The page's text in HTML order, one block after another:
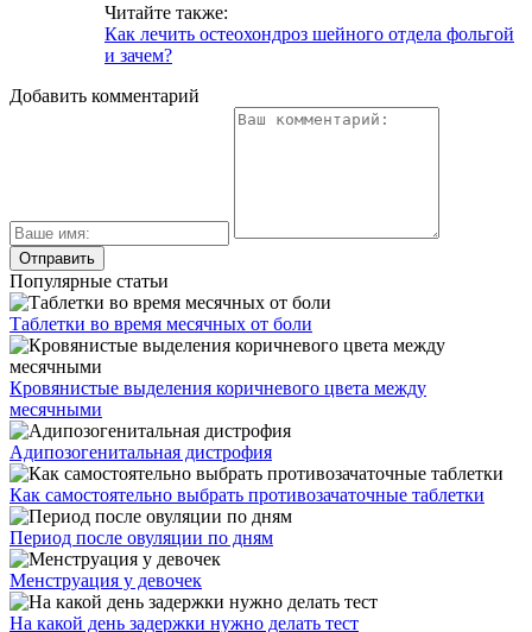
Читайте также:
Как лечить остеохондроз шейного отдела фольгой
и зачем?
Добавить комментарий
Популярные статьи
Таблетки во время месячных от боли
Кровянистые выделения коричневого цвета между
месячными
Адипозогенитальная дистрофия
Как самостоятельно выбрать противозачаточные таблетки
Период после овуляции по дням
Менструация у девочек
На какой день задержки нужно делать тест